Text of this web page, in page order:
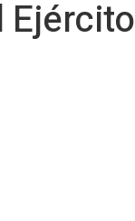
Ejército